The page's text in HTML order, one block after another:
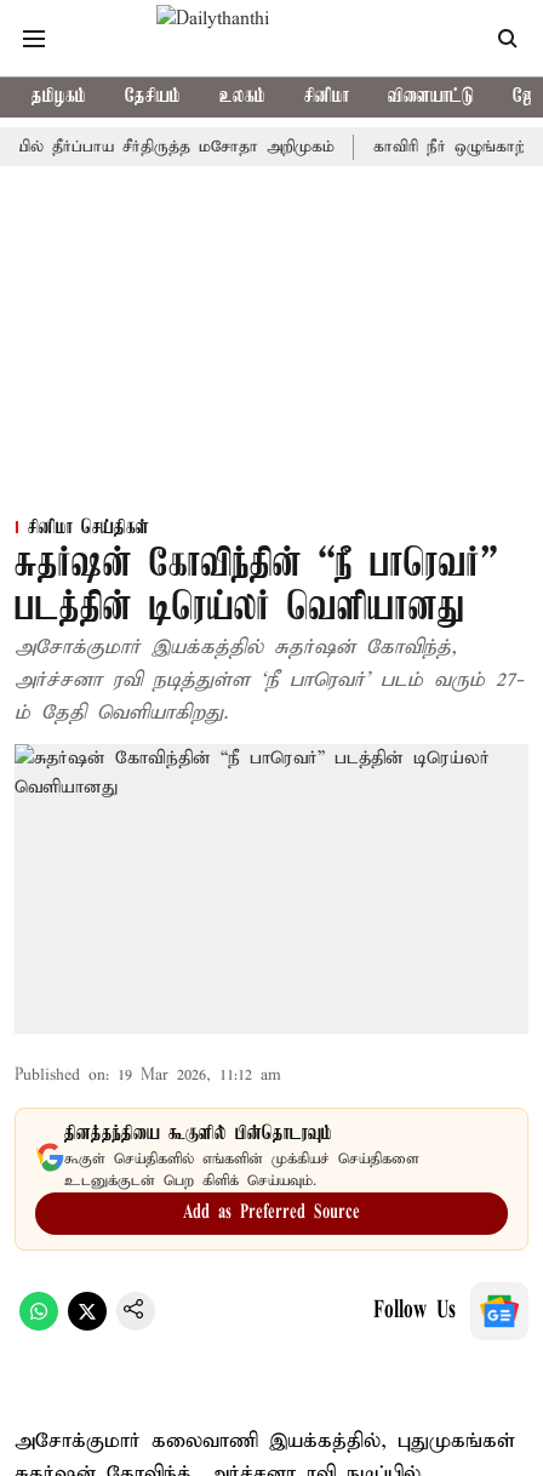
தமிழகம் தேசியம் உலகம் சினிமா விளையாட்டு
சீர்திருத்த மசோதா அறிமுகம் காவிரி நீர் ஒழுங்காற்று குழு
சினிமா செய்திகள்
சுதர்ஷன் கோவிந்தின் “நீ பாரெவர்”
படத்தின் டிரெய்லர் வெளியானது
அசோக்குமார் இயக்கத்தில் சுதர்ஷன் கோவிந்த்,
அர்ச்சனா ரவி நடித்துள்ள ‘நீ பாரெவர்’ படம் வரும் 27-
ம் தேதி வெளியாகிறது.
Published on: 19 Mar 2026, 11:12 am
தினத்தந்தியை கூகுளில் பின்தொடரவும்
கூகுள் செய்திகளில் எங்களின் முக்கியச் செய்திகளை
உடனுக்குடன் பெற கிளிக் செய்யவும்.
Add as Preferred Source
Follow Us
அசோக்குமார் கலைவாணி இயக்கத்தில், புதுமுகங்கள்